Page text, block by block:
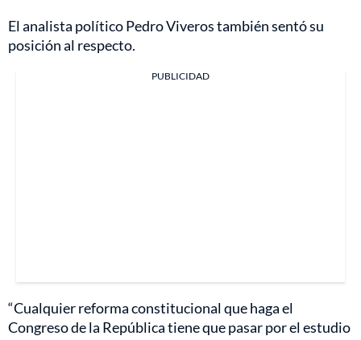
El analista político Pedro Viveros también sentó su
posición al respecto.
PUBLICIDAD
“Cualquier reforma constitucional que haga el
Congreso de la República tiene que pasar por el estudio